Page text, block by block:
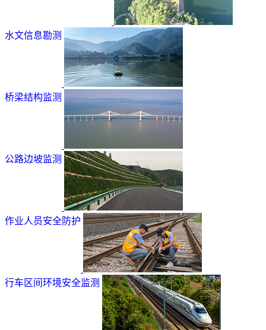
水文信息勘测
桥梁结构监测
公路边坡监测
作业人员安全防护
行车区间环境安全监测